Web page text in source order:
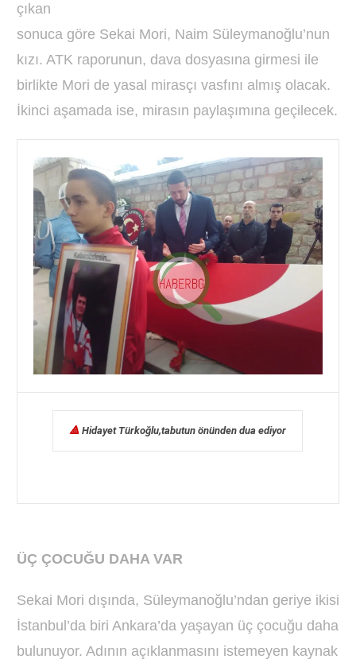
çıkan
sonuca göre Sekai Mori, Naim Süleymanoğlu’nun
kızı. ATK raporunun, dava dosyasına girmesi ile
birlikte Mori de yasal mirasçı vasfını almış olacak.
İkinci aşamada ise, mirasın paylaşımına geçilecek.
🔺Hidayet Türkoğlu,tabutun önünden dua ediyor
ÜÇ ÇOCUĞU DAHA VAR
Sekai Mori dışında, Süleymanoğlu’ndan geriye ikisi
İstanbul’da biri Ankara’da yaşayan üç çocuğu daha
bulunuyor. Adının açıklanmasını istemeyen kaynak